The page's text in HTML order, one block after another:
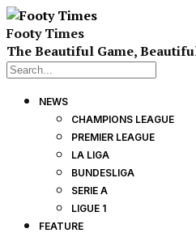
Footy Times
The Beautiful Game,
NEWS
CHAMPIONS LEAGUE
PREMIER LEAGUE
LA LIGA
BUNDESLIGA
SERIE A
LIGUE 1
FEATURE